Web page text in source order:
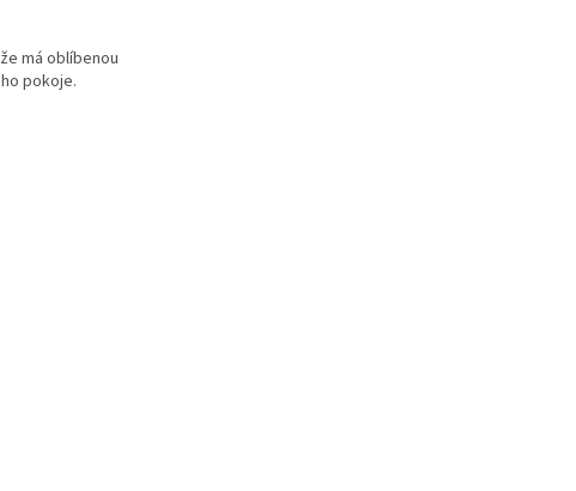
má oblíbenou
pokoje.